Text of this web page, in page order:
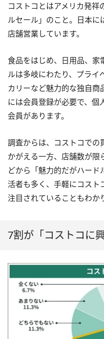
コストコとはアメリカ発祥
ルセール」のこと。日本
店舗営業しています。
食品をはじめ、日用品、家
ルは多岐にわたり、プライ
カリーなど魅力的な独自
には会員登録が必要で、個
会員があります。
調査からは、コストコでの
かがえる一方、店舗数が限
どから「魅力的だがハー
活者も多く、手軽にコスト
注目されていることもわか
7割が「コストコに